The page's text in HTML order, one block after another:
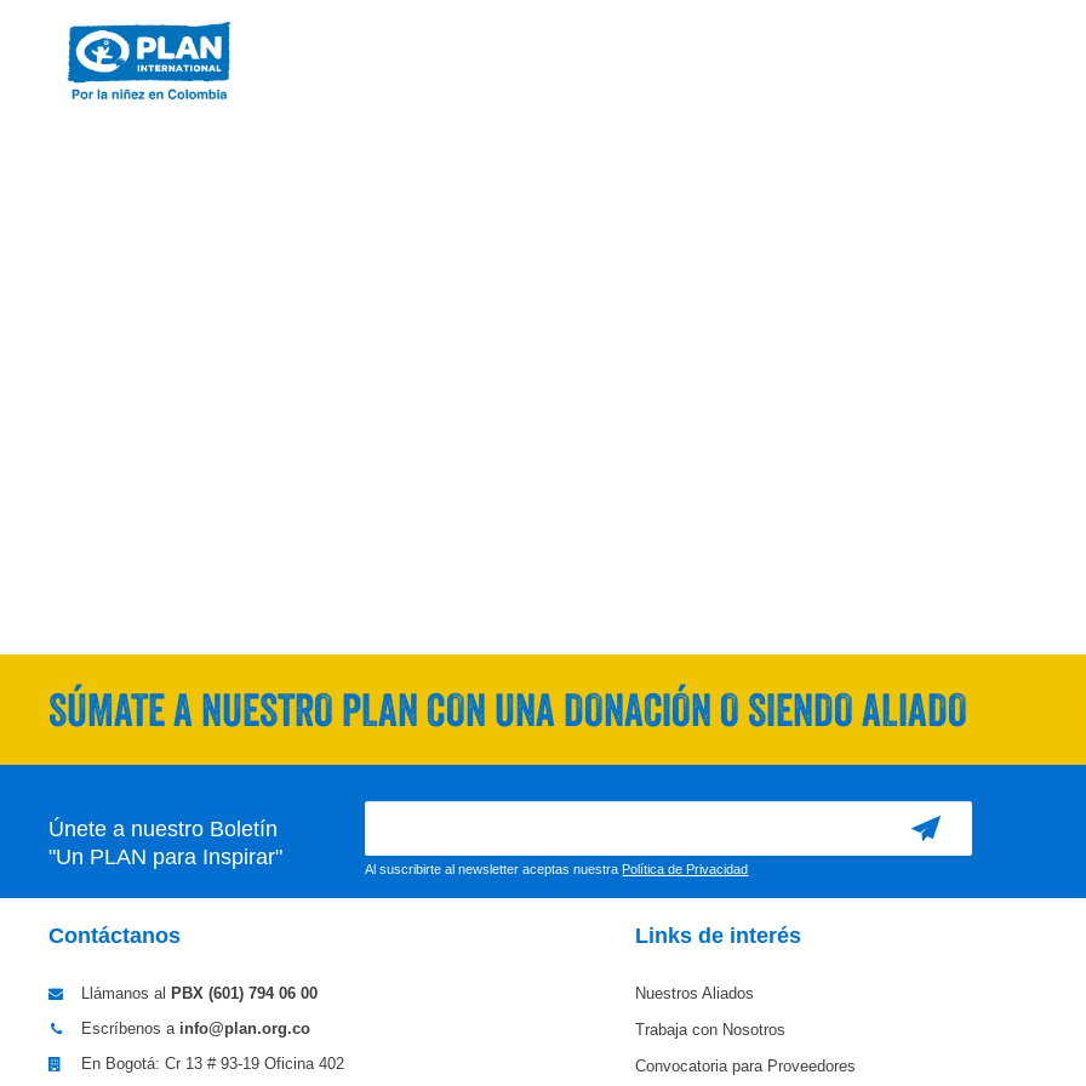
SÚMATE A NUESTRO PLAN CON UNA DONACIÓN O SIENDO ALIADO
Únete a nuestro Boletín
"Un PLAN para Inspirar"
Al suscribirte al newsletter aceptas nuestra Política de Privacidad
Contáctanos
Llámanos al PBX (601) 794 06 00
Escríbenos a info@plan.org.co
En Bogotá: Cr 13 # 93-19 Oficina 402
Links de interés
Nuestros Aliados
Trabaja con Nosotros
Convocatoria para Proveedores